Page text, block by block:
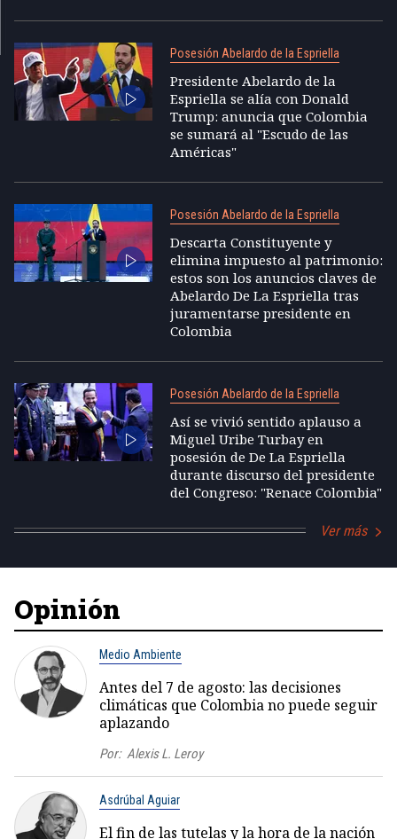
Posesión Abelardo de la Espriella
Presidente Abelardo de la
Espriella se alía con Donald
Trump: anuncia que Colombia
se sumará al "Escudo de las
Américas"
Posesión Abelardo de la Espriella
Descarta Constituyente y
elimina impuesto al patrimonio:
estos son los anuncios claves de
Abelardo De La Espriella tras
juramentarse presidente en
Colombia
Posesión Abelardo de la Espriella
Así se vivió sentido aplauso a
Miguel Uribe Turbay en
posesión de De La Espriella
durante discurso del presidente
del Congreso: "Renace Colombia"
Ver más
Opinión
Medio Ambiente
Antes del 7 de agosto: las decisiones
climáticas que Colombia no puede seguir
aplazando
Por: Alexis L. Leroy
Asdrúbal Aguiar
El fin de las tutelas y la hora de la nación